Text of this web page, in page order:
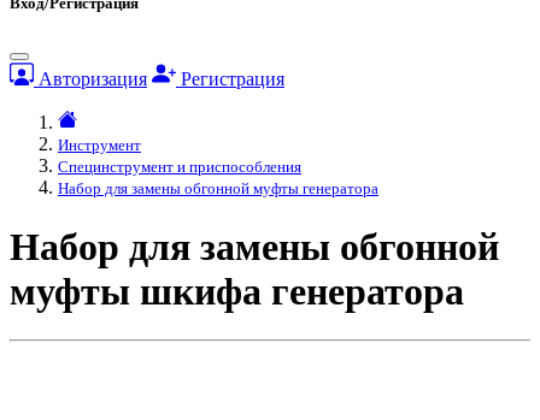
Авторизация Регистрация
Инструмент
Специнструмент и приспособления
Набор для замены обгонной муфты генератора
Набор для замены обгонной
муфты шкифа генератора